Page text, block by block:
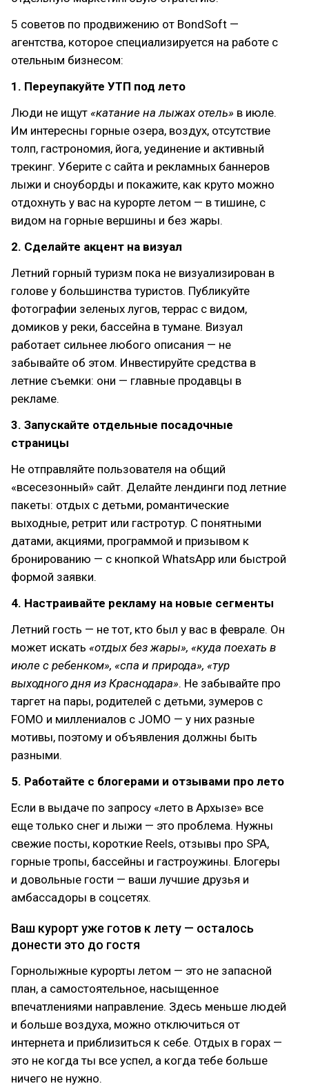
5 советов по продвижению от BondSoft —
агентства, которое специализируется на работе с
отельным бизнесом:
1. Переупакуйте УТП под лето
Люди не ищут «катание на лыжах отель» в июле.
Им интересны горные озера, воздух, отсутствие
толп, гастрономия, йога, уединение и активный
трекинг. Уберите с сайта и рекламных баннеров
лыжи и сноуборды и покажите, как круто можно
отдохнуть у вас на курорте летом — в тишине, с
видом на горные вершины и без жары.
2. Сделайте акцент на визуал
Летний горный туризм пока не визуализирован в
голове у большинства туристов. Публикуйте
фотографии зеленых лугов, террас с видом,
домиков у реки, бассейна в тумане. Визуал
работает сильнее любого описания — не
забывайте об этом. Инвестируйте средства в
летние съемки: они — главные продавцы в
рекламе.
3. Запускайте отдельные посадочные
страницы
Не отправляйте пользователя на общий
«всесезонный» сайт. Делайте лендинги под летние
пакеты: отдых с детьми, романтические
выходные, ретрит или гастротур. С понятными
датами, акциями, программой и призывом к
бронированию — с кнопкой WhatsApp или быстрой
формой заявки.
4. Настраивайте рекламу на новые сегменты
Летний гость — не тот, кто был у вас в феврале. Он
может искать «отдых без жары», «куда поехать в
июле с ребенком», «спа и природа», «тур
выходного дня из Краснодара». Не забывайте про
таргет на пары, родителей с детьми, зумеров с
FOMO и миллениалов с JOMO — у них разные
мотивы, поэтому и объявления должны быть
разными.
5. Работайте с блогерами и отзывами про лето
Если в выдаче по запросу «лето в Архызе» все
еще только снег и лыжи — это проблема. Нужны
свежие посты, короткие Reels, отзывы про SPA,
горные тропы, бассейны и гастроужины. Блогеры
и довольные гости — ваши лучшие друзья и
амбассадоры в соцсетях.
Ваш курорт уже готов к лету — осталось
донести это до гостя
Горнолыжные курорты летом — это не запасной
план, а самостоятельное, насыщенное
впечатлениями направление. Здесь меньше людей
и больше воздуха, можно отключиться от
интернета и приблизиться к себе. Отдых в горах —
это не когда ты все успел, а когда тебе больше
ничего не нужно.